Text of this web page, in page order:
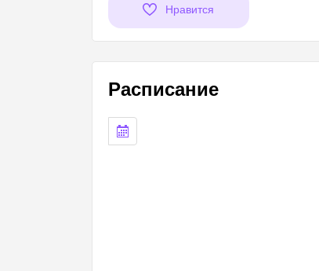
Нравится
Расписание